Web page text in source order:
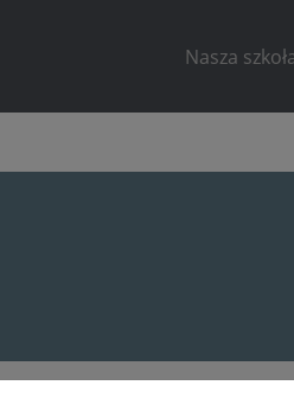
Nasza